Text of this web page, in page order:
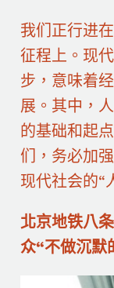
我们正行进
征程上。现
步，意味着
展。其中，
的基础和起
们，务必加
现代社会的“
北京地铁八
众“不做沉默